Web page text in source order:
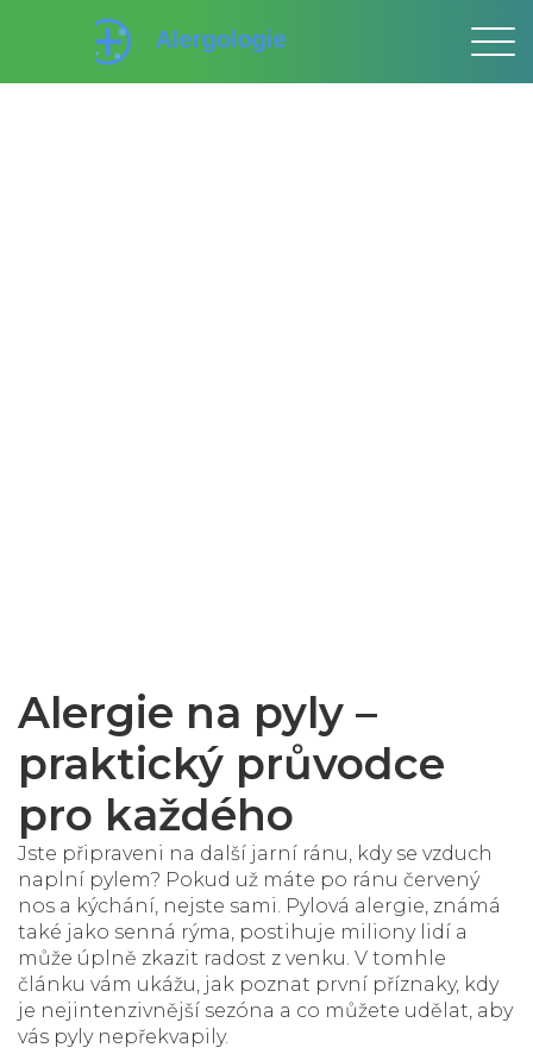
Alergie na pyly –
praktický průvodce
pro každého
Jste připraveni na další jarní ránu, kdy se vzduch
naplní pylem? Pokud už máte po ránu červený
nos a kýchání, nejste sami. Pylová alergie, známá
také jako senná rýma, postihuje miliony lidí a
může úplně zkazit radost z venku. V tomhle
článku vám ukážu, jak poznat první příznaky, kdy
je nejintenzivnější sezóna a co můžete udělat, aby
vás pyly nepřekvapily.